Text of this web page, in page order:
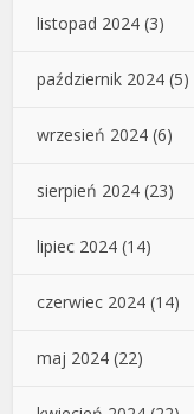
listopad 2024 (3)
październik 2024 (5)
wrzesień 2024 (6)
sierpień 2024 (23)
lipiec 2024 (14)
czerwiec 2024 (14)
maj 2024 (22)